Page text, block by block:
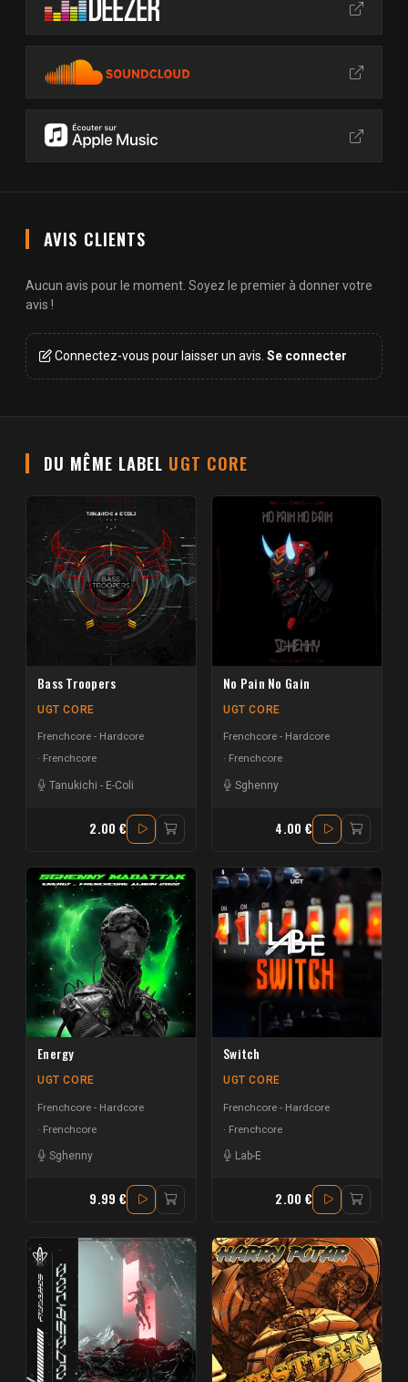
AVIS CLIENTS
Aucun avis pour le moment. Soyez le premier à donner votre
avis !
Connectez-vous pour laisser un avis. Se connecter
DU MÊME LABEL UGT CORE
Bass Troopers
UGT CORE
Frenchcore - Hardcore
Frenchcore
Tanukichi - E-Coli
2.00 €
No Pain No Gain
UGT CORE
Frenchcore - Hardcore
Frenchcore
Sghenny
4.00 €
Energy
UGT CORE
Frenchcore - Hardcore
Frenchcore
Sghenny
9.99 €
Switch
UGT CORE
Frenchcore - Hardcore
Frenchcore
Lab-E
2.00 €